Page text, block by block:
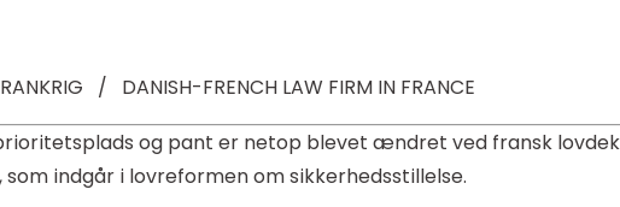
/ DANISH-FRENCH LAW FIRM IN FRANCE
og pant er netop blevet ændret ved fransk
indgår i lovreformen om sikkerhedsstillelse.